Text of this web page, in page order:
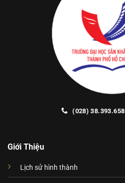
(028) 38.393.658
Giới Thiệu
Lịch sử hình thành